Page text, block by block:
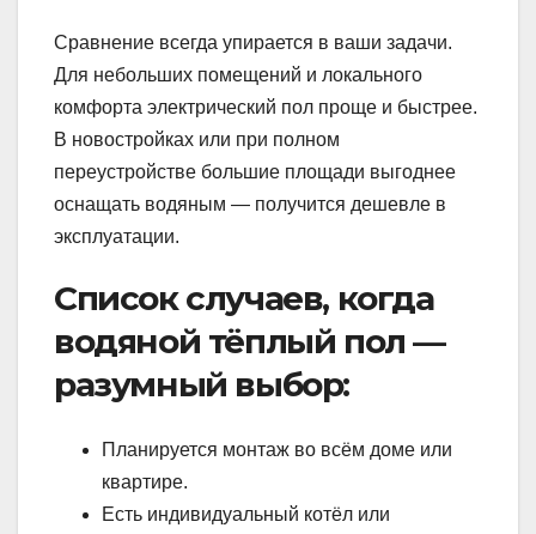
Сравнение всегда упирается в ваши задачи.
Для небольших помещений и локального
комфорта электрический пол проще и быстрее.
В новостройках или при полном
переустройстве большие площади выгоднее
оснащать водяным — получится дешевле в
эксплуатации.
Список случаев, когда
водяной тёплый пол —
разумный выбор:
Планируется монтаж во всём доме или
квартире.
Есть индивидуальный котёл или